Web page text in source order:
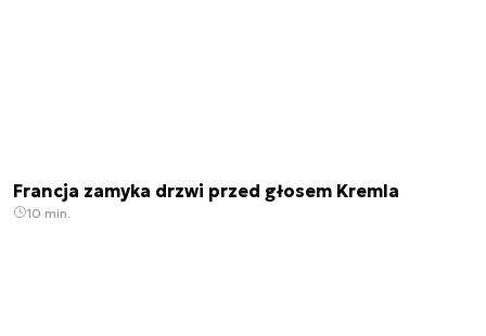
Francja zamyka drzwi przed głosem Kremla
10 min.